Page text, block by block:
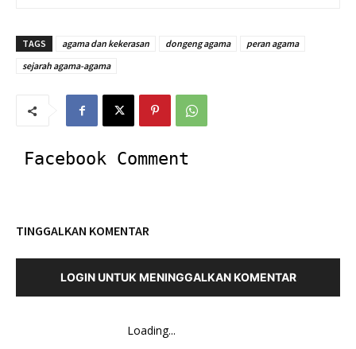
TAGS agama dan kekerasan dongeng agama
peran agama
sejarah agama-agama
Facebook Comment
TINGGALKAN KOMENTAR
LOGIN UNTUK MENINGGALKAN KOMENTAR
Loading...